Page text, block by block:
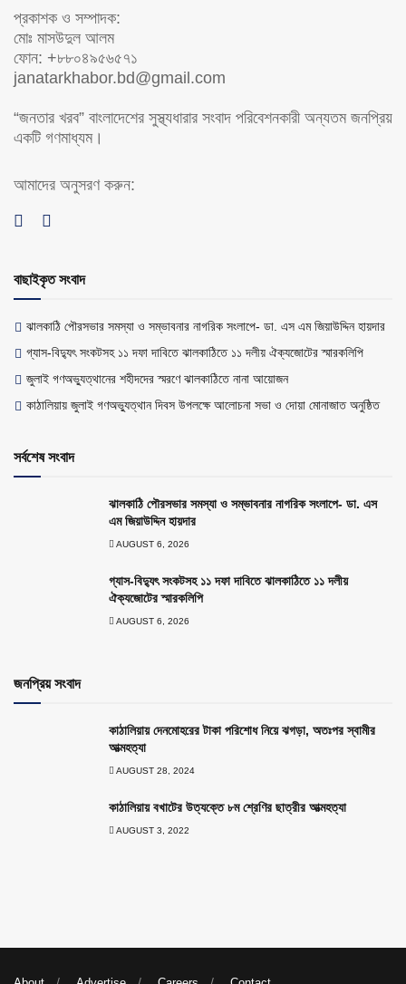
প্রকাশক ও সম্পাদক:
মোঃ মাসউদুল আলম
ফোন: +৮৮০৪৯৫৬৫৭১
janatarkhabor.bd@gmail.com
“জনতার খরব” বাংলাদেশের সুস্থ্যধারার সংবাদ পরিবেশনকারী অন্যতম জনপ্রিয়
একটি গণমাধ্যম।
আমাদের অনুসরণ করুন:
বাছাইকৃত সংবাদ
ঝালকাঠি পৌরসভার সমস্যা ও সম্ভাবনার নাগরিক সংলাপে- ডা. এস এম জিয়াউদ্দিন হায়দার
গ্যাস-বিদ্যুৎ সংকটসহ ১১ দফা দাবিতে ঝালকাঠিতে ১১ দলীয় ঐক্যজোটের স্মারকলিপি
জুলাই গণঅভ্যুত্থানের শহীদদের স্মরণে ঝালকাঠিতে নানা আয়োজন
কাঠালিয়ায় জুলাই গণঅভ্যুত্থান দিবস উপলক্ষে আলোচনা সভা ও দোয়া মোনাজাত অনুষ্ঠিত
সর্বশেষ সংবাদ
ঝালকাঠি পৌরসভার সমস্যা ও সম্ভাবনার নাগরিক সংলাপে- ডা. এস
এম জিয়াউদ্দিন হায়দার
AUGUST 6, 2026
গ্যাস-বিদ্যুৎ সংকটসহ ১১ দফা দাবিতে ঝালকাঠিতে ১১ দলীয়
ঐক্যজোটের স্মারকলিপি
AUGUST 6, 2026
জনপ্রিয় সংবাদ
কাঠালিয়ায় দেনমোহরের টাকা পরিশোধ নিয়ে ঝগড়া, অতঃপর স্বামীর
আত্মহত্যা
AUGUST 28, 2024
কাঠালিয়ায় বখাটের উত্যক্তে ৮ম শ্রেণির ছাত্রীর আত্মহত্যা
AUGUST 3, 2022